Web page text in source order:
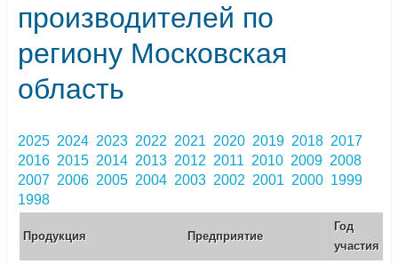
производителей по
региону Московская
область
2025 2024 2023 2022 2021 2020 2019 2018 2017
2016 2015 2014 2013 2012 2011 2010 2009 2008
2007 2006 2005 2004 2003 2002 2001 2000 1999
1998
Продукция Предприятие
Год
участия